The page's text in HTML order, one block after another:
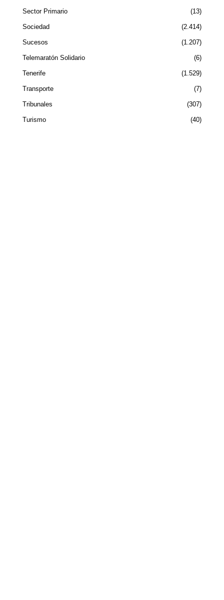
Sector Primario 13
Sociedad 2.414
Sucesos 1.207
Telemaratón Solidario 6
Tenerife 1.529
Transporte 7
Tribunales 307
Turismo 40